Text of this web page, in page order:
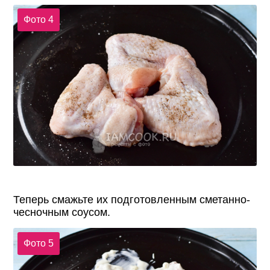
Фото 4
Теперь смажьте их подготовленным сметанно-
чесночным соусом.
Фото 5